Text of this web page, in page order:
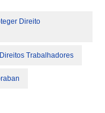
Direito
Trabalhadores